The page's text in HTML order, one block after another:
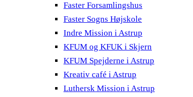
Faster Forsamlingshus
Faster Sogns Højskole
Indre Mission i Astrup
KFUM og KFUK i Skjern
KFUM Spejderne i Astrup
Kreativ café i Astrup
Luthersk Mission i Astrup